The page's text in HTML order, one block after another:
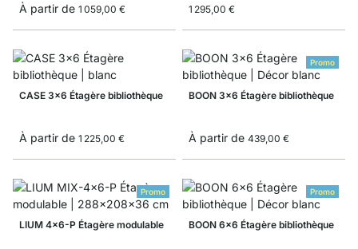
À partir de 1 059,00 € 1 295,00 €
CASE 3x6 Étagère bibliothèque
À partir de 1 225,00 €
Promo
BOON 3x6 Étagère bibliothèque
À partir de 439,00 €
Promo
LIUM 4x6-P Étagère modulable
Promo
BOON 6x6 Étagère bibliothèque